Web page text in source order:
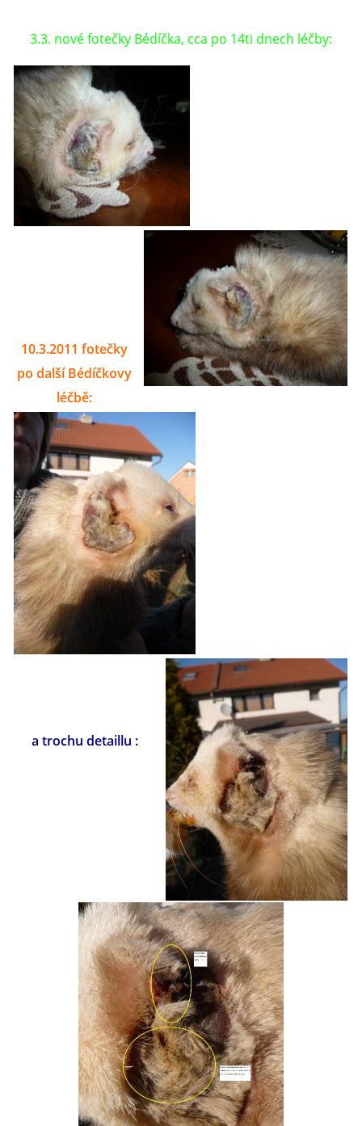
3.3. nové fotečky Bédíčka, cca po 14ti dnech léčby:
10.3.2011 fotečky
po další Bédíčkovy
léčbě:
a trochu detaillu :